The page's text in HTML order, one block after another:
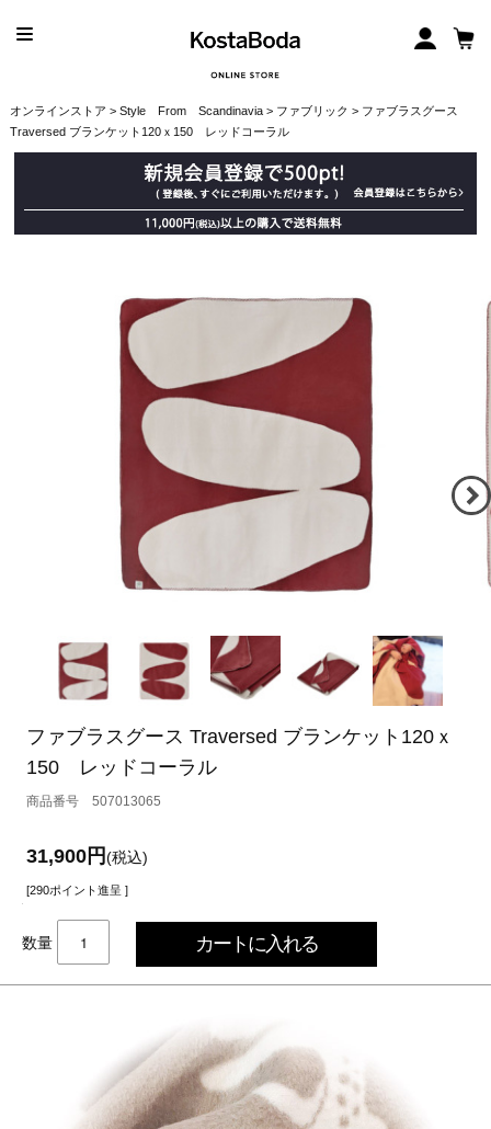
オンラインストア > Style From Scandinavia> ファブリック > ファブラスグース
Traversed ブランケット120ｘ150 レッドコーラル
ファブラスグース Traversed ブランケット120ｘ
150 レッドコーラル
507013065
31,900円(税込)
[290ポイント進呈 ]
数量